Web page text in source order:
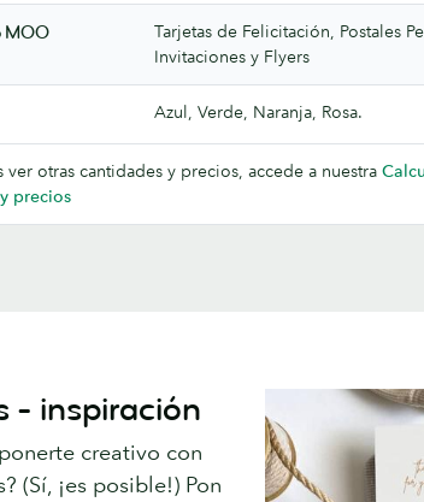
MOO
Tarjetas de Felicitación, Postales
Invitaciones y Flyers
Azul, Verde, Naranja, Rosa.
ver otras cantidades y precios, accede a nuestra
precios
- inspiración
creativo con
(Sí, ¡es posible!) Pon